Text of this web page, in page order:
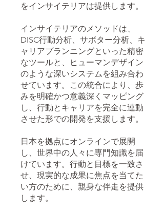
をインサイテリアは提供します。
インサイテリアのメソッドは、
DISC行動分析、サボター分析、キ
ャリアプランニングといった精密
なツールと、ヒューマンデザイン
のような深いシステムを組み合わ
せています。この統合により、歩
みを明確かつ意義深くマッピング
し、行動とキャリアを完全に連動
させた形での開発を支援します。
日本を拠点にオンラインで展開
し、世界中の人々に専門知識を届
けています。行動と目標を一致さ
せ、現実的な成果に焦点を当てた
い方のために、親身な伴走を提供
します。